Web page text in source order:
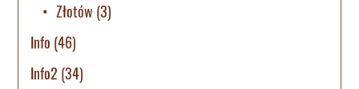
Złotów (3)
Info (46)
Info2 (34)